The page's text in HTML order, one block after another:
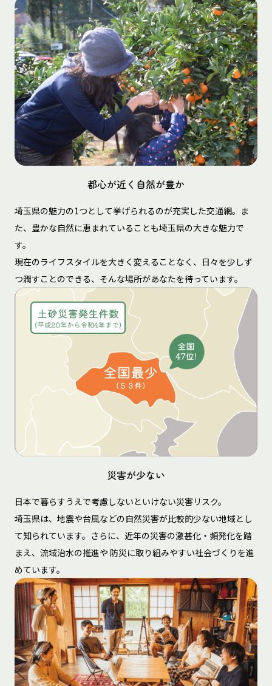
都心が近く自然が豊か
埼玉県の魅力の1つとして挙げられるのが充実した交通網。ま
た、豊かな自然に恵まれていることも埼玉県の大きな魅力で
す。
現在のライフスタイルを大きく変えることなく、日々を少しず
つ潤すことのできる、そんな場所があなたを待っています。
災害が少ない
日本で暮らすうえで考慮しないといけない災害リスク。
埼玉県は、地震や台風などの自然災害が比較的少ない地域とし
て知られています。さらに、近年の災害の激甚化・頻発化を踏
まえ、流域治水の推進や 防災に取り組みやすい社会づくりを進
めています。